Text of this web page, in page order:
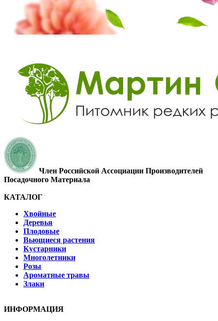
Член Российской Ассоциации Производителей
Посадочного Материала
КАТАЛОГ
Хвойные
Деревья
Плодовые
Вьющиеся растения
Кустарники
Многолетники
Розы
Ароматные травы
Злаки
ИНФОРМАЦИЯ